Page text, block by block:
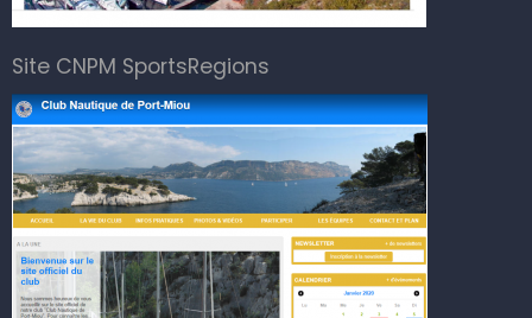
Site CNPM SportsRegions